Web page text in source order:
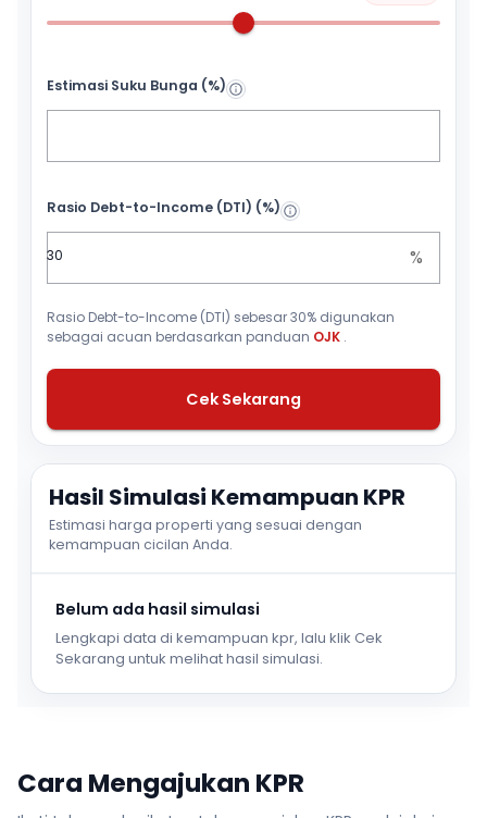
Estimasi Suku Bunga (%)
Rasio Debt-to-Income (DTI) (%)
%
Rasio Debt-to-Income (DTI) sebesar 30% digunakan
sebagai acuan berdasarkan panduan OJK .
Cek Sekarang
Hasil Simulasi Kemampuan KPR
Estimasi harga properti yang sesuai dengan
kemampuan cicilan Anda.
Belum ada hasil simulasi
Lengkapi data di kemampuan kpr, lalu klik Cek
Sekarang untuk melihat hasil simulasi.
Cara Mengajukan KPR